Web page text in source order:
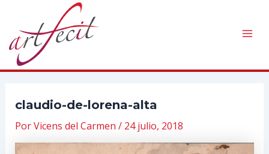
contenido
claudio-de-lorena-alta
PorVicens del Carmen / 24 julio, 2018